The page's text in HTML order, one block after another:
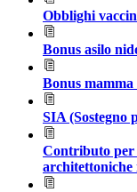
Obblighi
Bonus asilo
Bonus
SIA (Sostegno
Contributo per